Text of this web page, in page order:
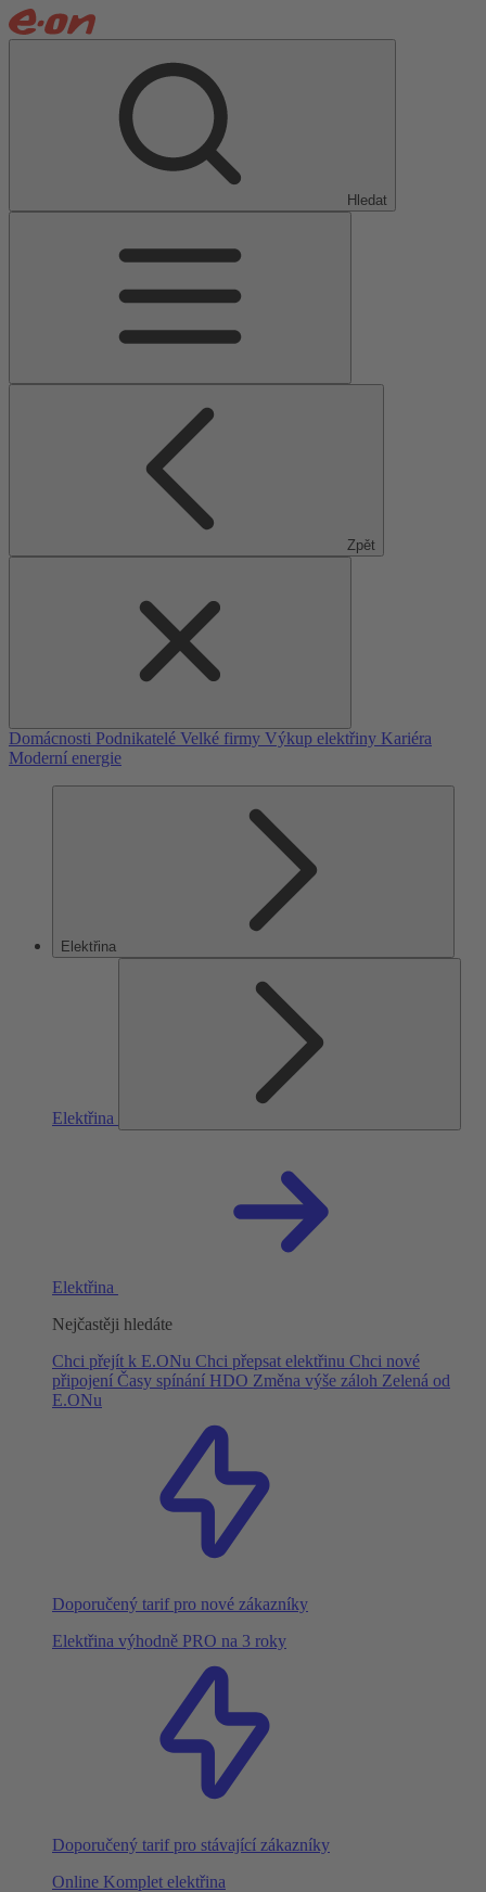
Hledat
Zpět
Domácnosti Podnikatelé Velké firmy Výkup elektřiny Kariéra
Moderní energie
Elektřina
Elektřina
Elektřina
Nejčastěji hledáte
Chci přejít k E.ONu Chci přepsat elektřinu Chci nové
připojení Časy spínání HDO Změna výše záloh Zelená od
E.ONu
Doporučený tarif pro nové zákazníky
Elektřina výhodně PRO na 3 roky
Doporučený tarif pro stávající zákazníky
Online Komplet elektřina